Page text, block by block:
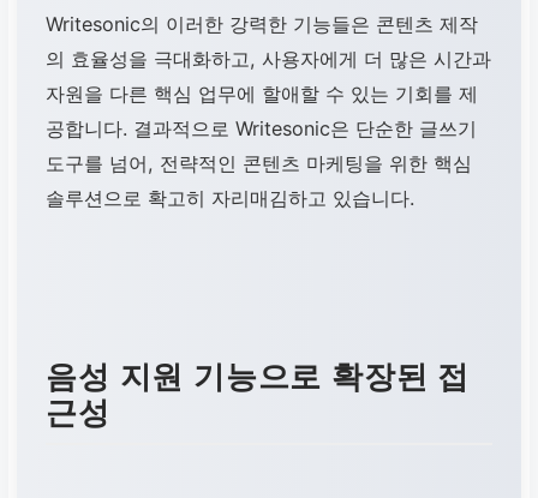
Writesonic의 이러한 강력한 기능들은 콘텐츠 제작
의 효율성을 극대화하고, 사용자에게 더 많은 시간과
자원을 다른 핵심 업무에 할애할 수 있는 기회를 제
공합니다. 결과적으로 Writesonic은 단순한 글쓰기
도구를 넘어, 전략적인 콘텐츠 마케팅을 위한 핵심
솔루션으로 확고히 자리매김하고 있습니다.
음성 지원 기능으로 확장된 접
근성